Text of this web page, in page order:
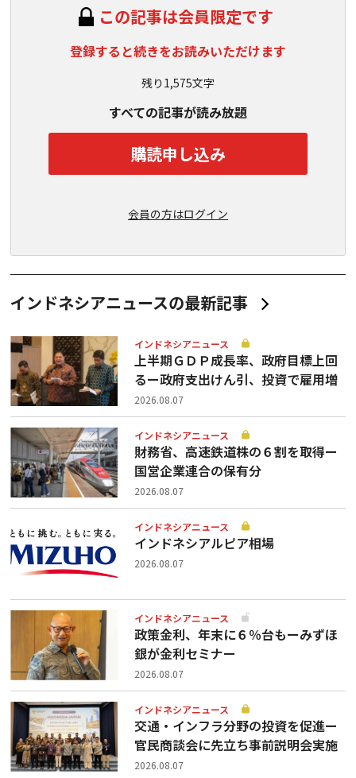
この記事は会員限定です
登録すると続きをお読みいただけます
残り1,575文字
すべての記事が読み放題
購読申し込み
会員の方はログイン
インドネシアニュースの最新記事
インドネシアニュース
上半期ＧＤＰ成長率、政府目標上回
るー政府支出けん引、投資で雇用増
2026.08.07
インドネシアニュース
財務省、高速鉄道株の６割を取得ー
国営企業連合の保有分
2026.08.07
インドネシアニュース
インドネシアルピア相場
2026.08.07
インドネシアニュース
政策金利、年末に６％台もーみずほ
銀が金利セミナー
2026.08.07
インドネシアニュース
交通・インフラ分野の投資を促進ー
官民商談会に先立ち事前説明会実施
2026.08.07